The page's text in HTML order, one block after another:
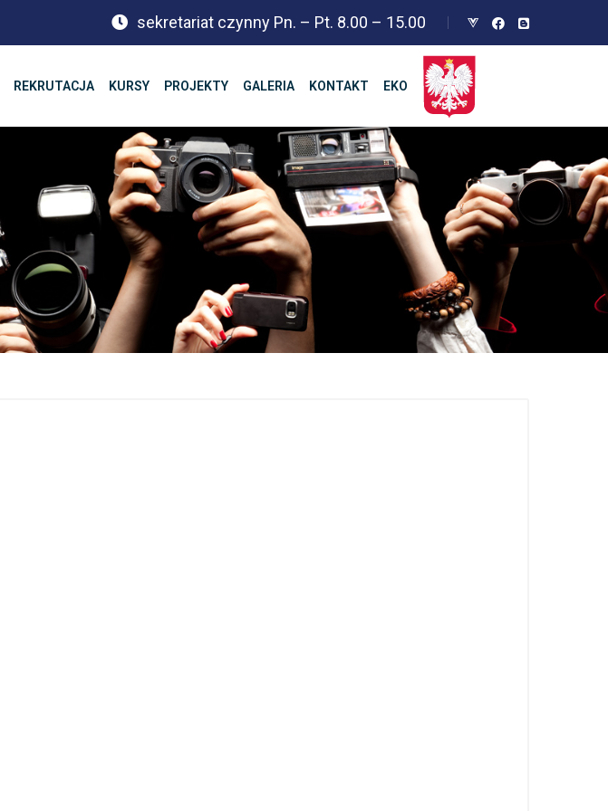
sekretariat czynny Pn. – Pt. 8.00 – 15.00
REKRUTACJA KURSY PROJEKTY GALERIA KONTAKT EKO